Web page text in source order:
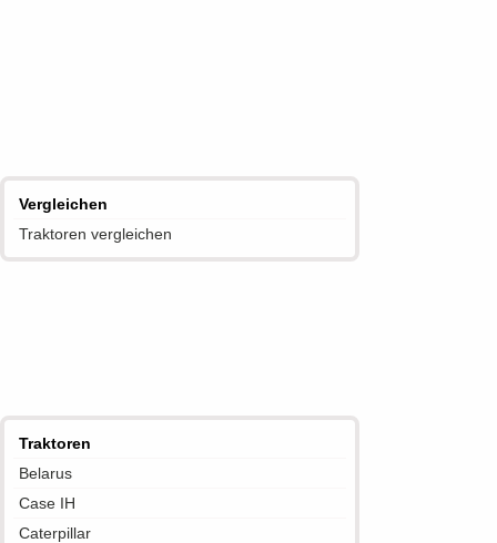
Vergleichen
Traktoren vergleichen
Traktoren
Belarus
Case IH
Caterpillar